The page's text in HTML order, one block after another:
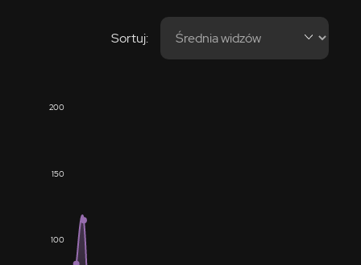
Sortuj:
100
150
200